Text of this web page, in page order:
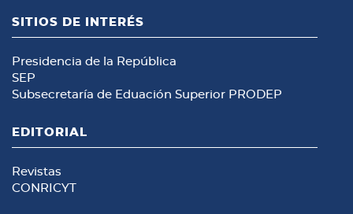
SITIOS DE INTERÉS
Presidencia de la República
SEP
Subsecretaría de Eduación Superior PRODEP
EDITORIAL
Revistas
CONRICYT